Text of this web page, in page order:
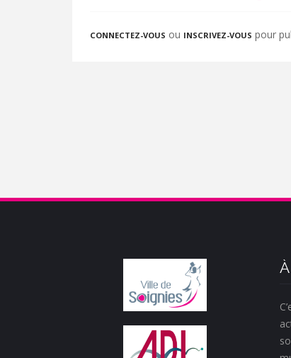
CONNECTEZ-VOUS ou INSCRIVEZ-VOUS pour